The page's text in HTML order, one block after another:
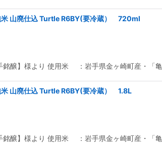
山廃仕込 Turtle R6BY(要冷蔵） 720ml
銘醸】様より 使用米 ：岩手県金ヶ崎
山廃仕込 Turtle R6BY(要冷蔵） 1.8L
銘醸】様より 使用米 ：岩手県金ヶ崎